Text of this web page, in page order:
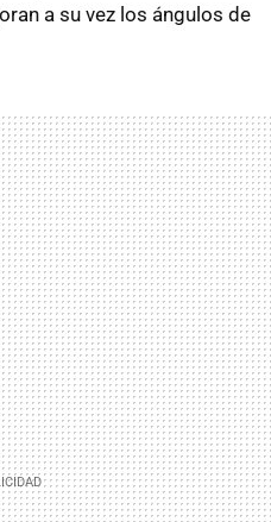
a su vez los ángulos de